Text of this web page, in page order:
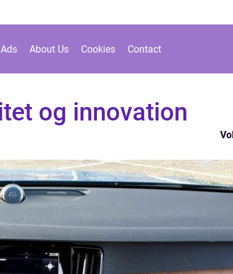
Ads About Us Cookies Contact
og innovation